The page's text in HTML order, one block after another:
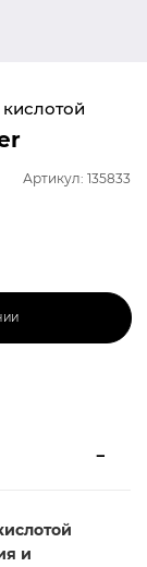
Артикул: 135833
и